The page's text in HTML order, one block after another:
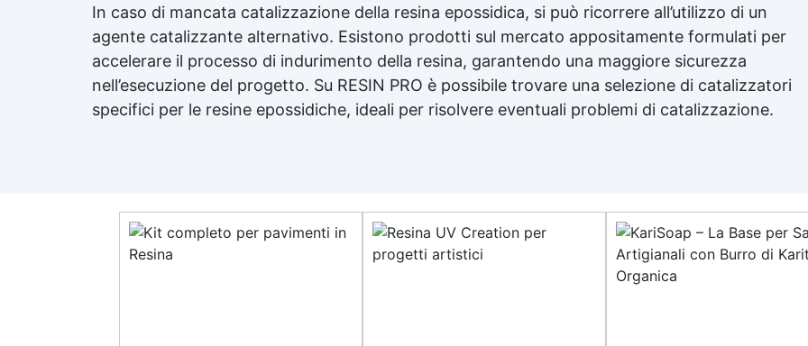
In caso di mancata catalizzazione della resina epossidica, si può ricorrere all’utilizzo di un
agente catalizzante alternativo. Esistono prodotti sul mercato appositamente formulati per
accelerare il processo di indurimento della resina, garantendo una maggiore sicurezza
nell’esecuzione del progetto. Su RESIN PRO è possibile trovare una selezione di catalizzatori
specifici per le resine epossidiche, ideali per risolvere eventuali problemi di catalizzazione.